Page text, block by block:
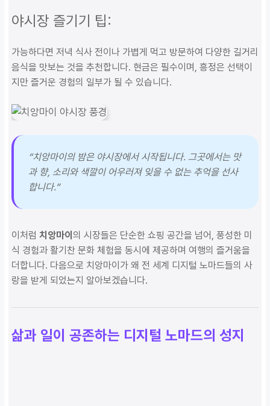
야시장 즐기기 팁:
가능하다면 저녁 식사 전이나 가볍게 먹고 방문하여 다양한 길거리
음식을 맛보는 것을 추천합니다. 현금은 필수이며, 흥정은 선택이
지만 즐거운 경험의 일부가 될 수 있습니다.
“치앙마이의 밤은 야시장에서 시작됩니다. 그곳에서는 맛
과 향, 소리와 색깔이 어우러져 잊을 수 없는 추억을 선사
합니다.”
이처럼 치앙마이 의 시장들은 단순한 쇼핑 공간을 넘어, 풍성한 미
식 경험과 활기찬 문화 체험을 동시에 제공하며 여행의 즐거움을
더합니다. 다음으로 치앙마이가 왜 전 세계 디지털 노마드들의 사
랑을 받게 되었는지 알아보겠습니다.
삶과 일이 공존하는 디지털 노마드의 성지